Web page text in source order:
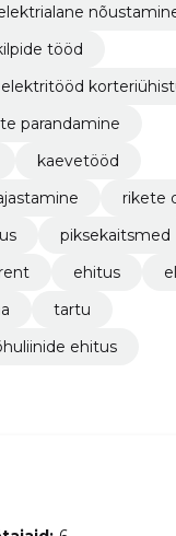
tööd
elektritööd
parandamine
kaevetööd
rikete
piksekaitsmed
ehitus
tartu
ehitus